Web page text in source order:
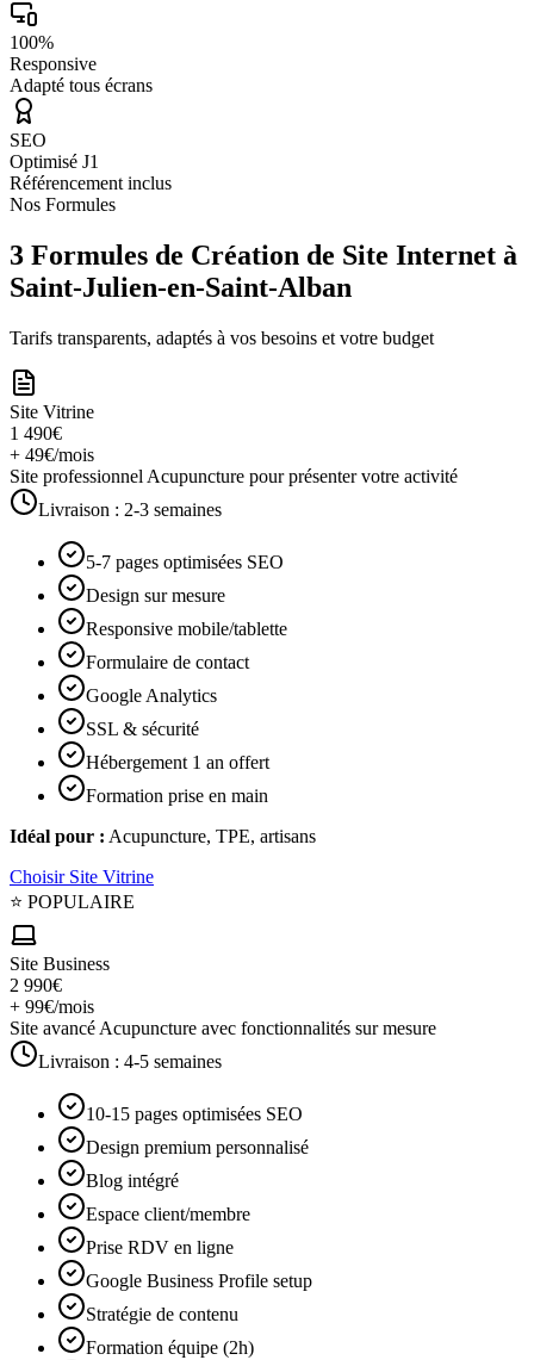
100%
Responsive
Adapté tous écrans
SEO
Optimisé J1
Référencement inclus
Nos Formules
3 Formules de Création de Site Internet à
Saint-Julien-en-Saint-Alban
Tarifs transparents, adaptés à vos besoins et votre budget
Site Vitrine
1 490€
+ 49€/mois
Site professionnel Acupuncture pour présenter votre activité
Livraison : 2-3 semaines
5-7 pages optimisées SEO
Design sur mesure
Responsive mobile/tablette
Formulaire de contact
Google Analytics
SSL & sécurité
Hébergement 1 an offert
Formation prise en main
Idéal pour : Acupuncture, TPE, artisans
Choisir Site Vitrine
⭐ POPULAIRE
Site Business
2 990€
+ 99€/mois
Site avancé Acupuncture avec fonctionnalités sur mesure
Livraison : 4-5 semaines
10-15 pages optimisées SEO
Design premium personnalisé
Blog intégré
Espace client/membre
Prise RDV en ligne
Google Business Profile setup
Stratégie de contenu
Formation équipe (2h)